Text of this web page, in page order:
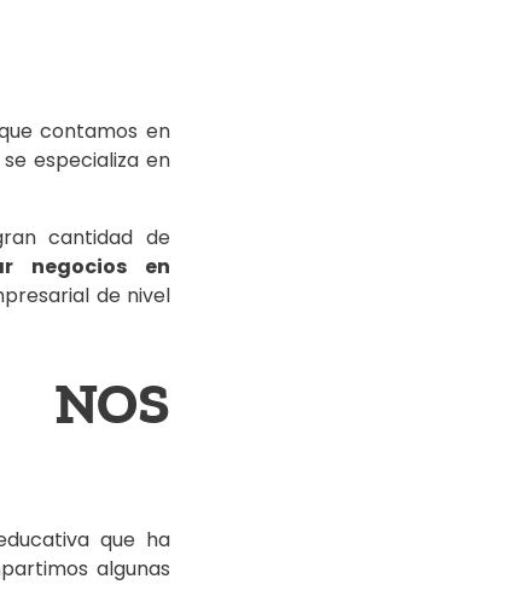
contamos en
especializa en
cantidad de
negocios en
de nivel
NOS
que ha
algunas